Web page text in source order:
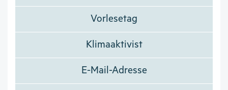
Vorlesetag
Klimaaktivist
E-Mail-Adresse